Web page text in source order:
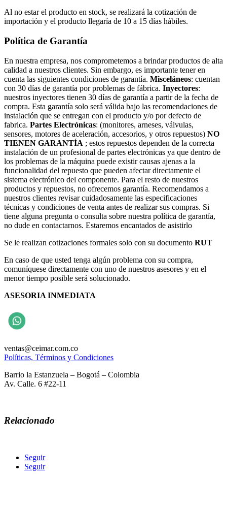
Al no estar el producto en stock, se realizará la cotización de
importación y el producto llegaría de 10 a 15 días hábiles.
Política de Garantía
En nuestra empresa, nos comprometemos a brindar productos de alta
calidad a nuestros clientes. Sin embargo, es importante tener en
cuenta las siguientes condiciones de garantía. Misceláneos: cuentan
con 30 días de garantía por problemas de fábrica. Inyectores:
nuestros inyectores tienen 30 días de garantía a partir de la fecha de
compra. Esta garantía solo será válida bajo las recomendaciones de
instalación que se entregan con el producto y/o por defecto de
fabrica. Partes Electrónicas: (monitores, arneses, válvulas,
sensores, motores de aceleración, accesorios, y otros repuestos) NO
TIENEN GARANTÍA ; estos repuestos dependen de la correcta
instalación de un profesional de partes electrónicas ya que dentro de
los problemas de la máquina puede existir causas ajenas a la
funcionalidad del repuesto que pueden afectar directamente el
sistema electrónico del componente. Para el resto de nuestros
productos y repuestos, no ofrecemos garantía. Recomendamos a
nuestros clientes revisar cuidadosamente las especificaciones
técnicas y condiciones de venta antes de realizar sus compras. Si
tiene alguna pregunta o consulta sobre nuestra política de garantía,
no dude en contactarnos. Estaremos encantados de asistirlo
Se le realizan cotizaciones formales solo con su documento RUT
En caso de que usted tenga algún problema con su compra,
comuníquese directamente con uno de nuestros asesores y en el
menor tiempo posible será solucionado.
ASESORIA INMEDIATA
ventas@ceimar.com.co
Políticas, Términos y Condiciones
Barrio la Estanzuela – Bogotá – Colombia
Av. Calle. 6 #22-11
Relacionado
Seguir
Seguir